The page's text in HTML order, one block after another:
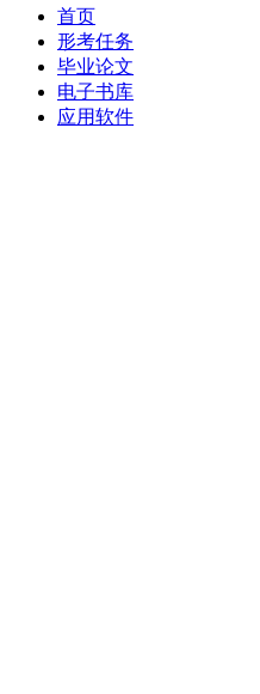
首页
形考任务
毕业论文
电子书库
应用软件